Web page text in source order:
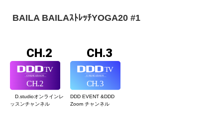
BAILA BAILAｽﾄﾚｯﾁYOGA20 #1
CH.2
D.studioオンラインレ
ッスンチャンネル
CH.3
DDD EVENT &DDD
Zoom チャンネル